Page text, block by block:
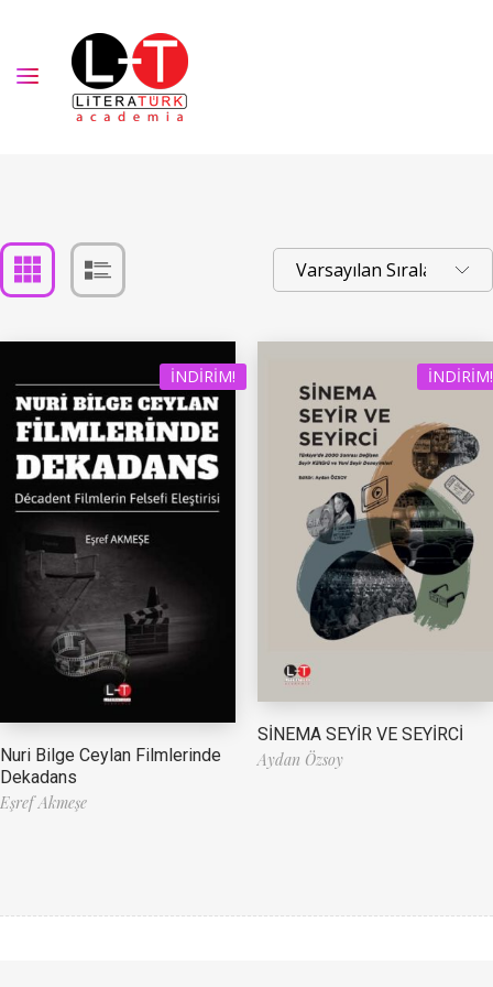
İNDIRIM!
Nuri Bilge Ceylan Filmlerinde
Dekadans
Eşref Akmeşe
İNDIRIM!
SİNEMA SEYİR VE SEYİRCİ
Aydan Özsoy